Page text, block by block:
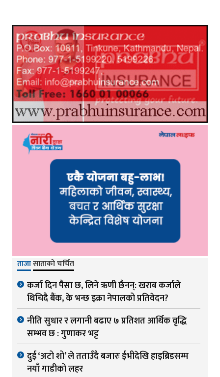
ताजासाताको चर्चित
कर्जा दिन पैसा छ, लिने ऋणी छैनन्: खराब कर्जाले
थिचिदै बैंक, के भन्छ इक्रा नेपालको प्रतिवेदन?
नीति सुधार र लगानी बढाए ७ प्रतिशत आर्थिक वृद्धि
सम्भव छ : गुणाकर भट्ट
दुई ‘अटो शो’ ले तताउँदै बजारः ईभीदेखि हाइब्रिडसम्म
नयाँ गाडीको लहर